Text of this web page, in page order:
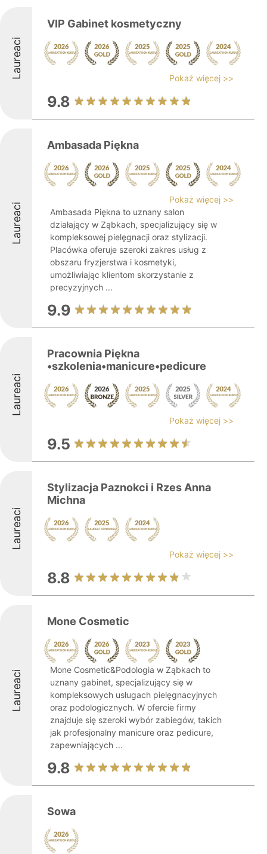
Laureaci
VIP Gabinet kosmetyczny
Pokaż więcej >>
9.8
Laureaci
Ambasada Piękna
Pokaż więcej >>
Ambasada Piękna to uznany salon
działający w Ząbkach, specjalizujący się w
kompleksowej pielęgnacji oraz stylizacji.
Placówka oferuje szeroki zakres usług z
obszaru fryzjerstwa i kosmetyki,
umożliwiając klientom skorzystanie z
precyzyjnych ...
9.9
Laureaci
Pracownia Piękna
•szkolenia•manicure•pedicure
Pokaż więcej >>
9.5
Laureaci
Stylizacja Paznokci i Rzes Anna
Michna
Pokaż więcej >>
8.8
Laureaci
Mone Cosmetic
Mone Cosmetic&Podologia w Ząbkach to
uznany gabinet, specjalizujący się w
kompleksowych usługach pielęgnacyjnych
oraz podologicznych. W ofercie firmy
znajduje się szeroki wybór zabiegów, takich
jak profesjonalny manicure oraz pedicure,
zapewniających ...
9.8
Sowa